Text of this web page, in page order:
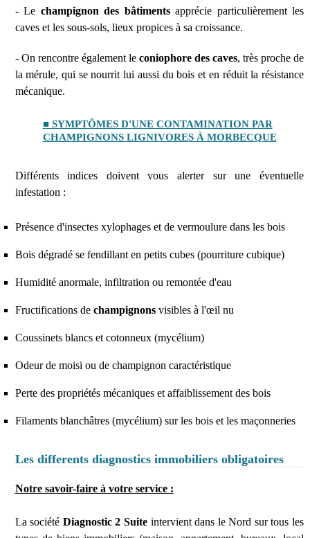
- Le champignon des bâtimentsapprécie particulièrement les
caves et les sous-sols, lieux propices à sa croissance.
- On rencontre également le coniophore des caves, très proche de
la mérule, qui se nourrit lui aussi du bois et en réduit la résistance
mécanique.
■ SYMPTÔMES D'UNE CONTAMINATION PAR
CHAMPIGNONS LIGNIVORES À MORBECQUE
Différents indices doivent vous alerter sur une éventuelle
infestation :
Présence d'insectes xylophages et de vermoulure dans les bois
Bois dégradé se fendillant en petits cubes (pourriture cubique)
Humidité anormale, infiltration ou remontée d'eau
Fructifications de champignonsvisibles à l'œil nu
Coussinets blancs et cotonneux (mycélium)
Odeur de moisi ou de champignon caractéristique
Perte des propriétés mécaniques et affaiblissement des bois
Filaments blanchâtres (mycélium) sur les bois et les maçonneries
Les differents diagnostics immobiliers obligatoires
Notre savoir-faire à votre service :
La société Diagnostic 2 Suiteintervient dans le Nord sur tous les